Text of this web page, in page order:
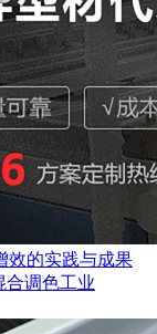
效的实践与成果
合调色工业